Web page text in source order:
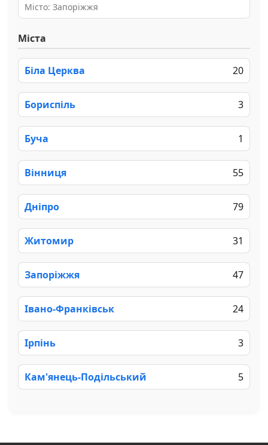
Місто: Запоріжжя
Міста
Біла Церква 20
Бориспіль 3
Буча 1
Вінниця 55
Дніпро 79
Житомир 31
Запоріжжя 47
Івано-Франківськ 24
Ірпінь 3
Кам'янець-Подільський 5